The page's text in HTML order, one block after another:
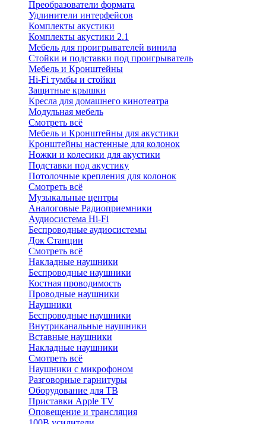
Преобразователи формата
Удлинители интерфейсов
Комплекты акустики
Комплекты акустики 2.1
Мебель для проигрывателей винила
Стойки и подставки под проигрыватель
Мебель и Кронштейны
Hi-Fi тумбы и стойки
Защитные крышки
Кресла для домашнего кинотеатра
Модульная мебель
Смотреть всё
Мебель и Кронштейны для акустики
Кронштейны настенные для колонок
Ножки и колесики для акустики
Подставки под акустику
Потолочные крепления для колонок
Смотреть всё
Музыкальные центры
Аналоговые Радиоприемники
Аудиосистема Hi-Fi
Беспроводные аудиосистемы
Док Станции
Смотреть всё
Накладные наушники
Беспроводные наушники
Костная проводимость
Проводные наушники
Наушники
Беспроводные наушники
Внутриканальные наушники
Вставные наушники
Накладные наушники
Смотреть всё
Наушники с микрофоном
Разговорные гарнитуры
Оборудование для ТВ
Приставки Apple TV
Оповещение и трансляция